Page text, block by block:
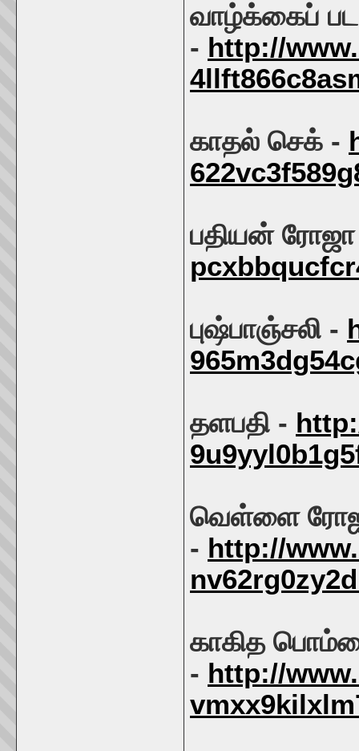
வாழ்க்கைப்
- http://
காதல் செக் -
பதியன்
புஷ்பாஞ்சலி -
தளபதி -
வெள்ளை
- http://
காகித
- http://